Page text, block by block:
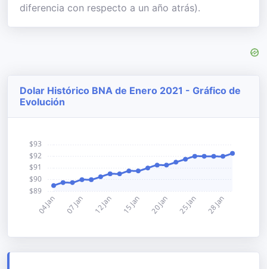
diferencia con respecto a un año atrás).
Dolar Histórico BNA de Enero 2021 - Gráfico de
Evolución